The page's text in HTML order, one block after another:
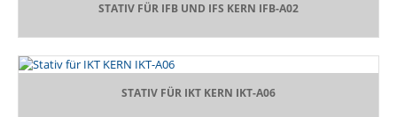
STATIV FÜR IFB UND IFS KERN IFB-A02
STATIV FÜR IKT KERN IKT-A06